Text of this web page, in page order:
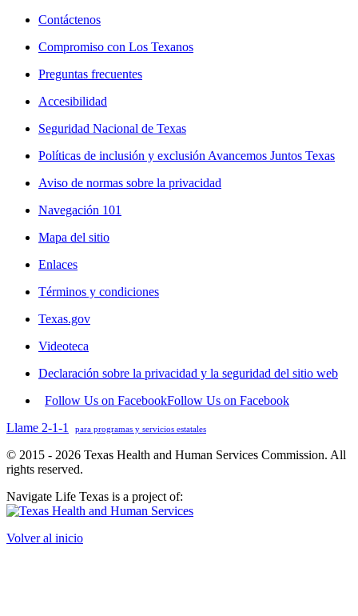
Contáctenos
Compromiso con Los Texanos
Preguntas frecuentes
Accesibilidad
Seguridad Nacional de Texas
Políticas de inclusión y exclusión Avancemos Juntos Texas
Aviso de normas sobre la privacidad
Navegación 101
Mapa del sitio
Enlaces
Términos y condiciones
Texas.gov
Videoteca
Declaración sobre la privacidad y la seguridad del sitio web
Follow Us on FacebookFollow Us on Facebook
Llame 2-1-1
para programas y servicios estatales
© 2015 - 2026 Texas Health and Human Services Commission. All
rights reserved.
Navigate Life Texas is a project of:
Volver al inicio